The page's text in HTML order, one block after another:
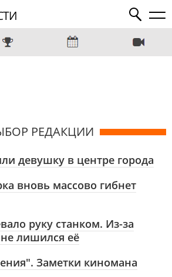
РЕДАКЦИИ
девушку в центре города
вновь массово гибнет
руку станком. Из-за
лишился её
Заметки киномана